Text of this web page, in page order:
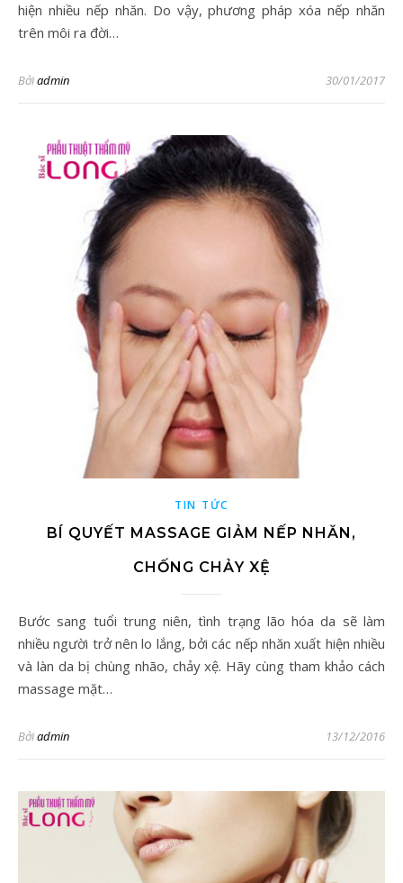
hiện nhiều nếp nhăn. Do vậy, phương pháp xóa nếp nhăn
trên môi ra đời…
Bởiadmin 30/01/2017
TIN TỨC
BÍ QUYẾT MASSAGE GIẢM NẾP NHĂN,
CHỐNG CHẢY XỆ
Bước sang tuổi trung niên, tình trạng lão hóa da sẽ làm
nhiều người trở nên lo lắng, bởi các nếp nhăn xuất hiện nhiều
và làn da bị chùng nhão, chảy xệ. Hãy cùng tham khảo cách
massage mặt…
Bởiadmin 13/12/2016